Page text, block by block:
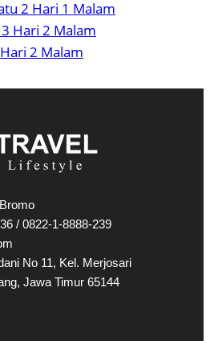
2 Hari 1 Malam
2 Malam
/ 0822-1-8888-239
No 11, Kel. Merjosari
Jawa Timur 65144